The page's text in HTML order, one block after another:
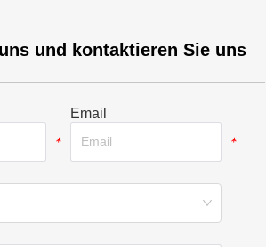
und kontaktieren Sie uns
*
Email
*